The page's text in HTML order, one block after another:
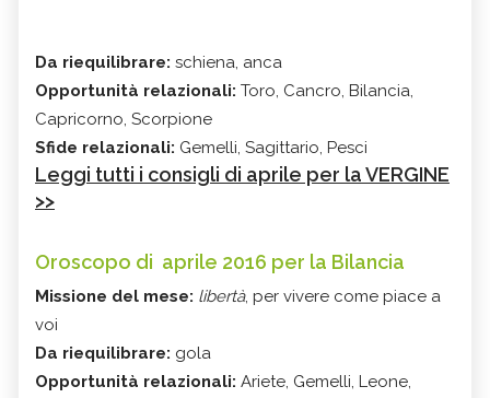
Da riequilibrare: schiena, anca
Opportunità relazionali: Toro, Cancro, Bilancia,
Capricorno, Scorpione
Sfide relazionali: Gemelli, Sagittario, Pesci
Leggi tutti i consigli di aprile per la VERGINE
>>
Oroscopo di aprile 2016 per la Bilancia
Missione del mese: libertà, per vivere come piace a
voi
Da riequilibrare: gola
Opportunità relazionali: Ariete, Gemelli, Leone,